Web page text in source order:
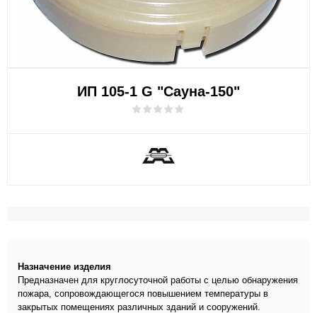
ИП 105-1 G "Сауна-150"
Назначение изделия
Предназначен для круглосуточной работы с целью обнаружения
пожара, сопровождающегося повышением температуры в
закрытых помещениях различных зданий и сооружений.